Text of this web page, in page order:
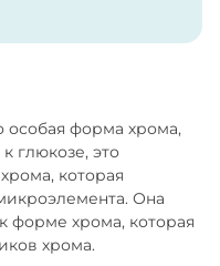
(без ГМО),
масло и Стеарат
особая форма хрома,
глюкозе, это
которая
Она
форме хрома, которая
хрома.